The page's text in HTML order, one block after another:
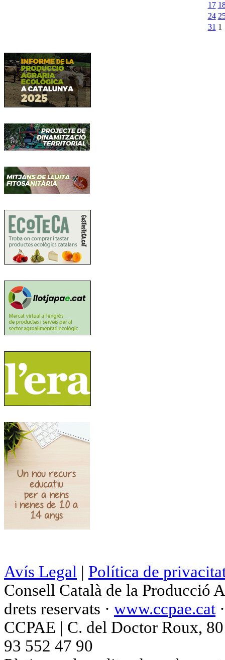
17
24
31 1
Avís Legal | Política de
Consell Català de la Producció
drets reservats · www.ccpae.cat
CCPAE | C. del Doctor Roux,
93 552 47 90